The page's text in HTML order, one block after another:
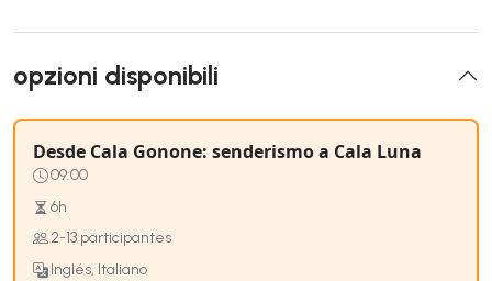
opzioni disponibili
Desde Cala Gonone: senderismo a Cala Luna
09:00
6h
2-13 participantes
Inglés, Italiano